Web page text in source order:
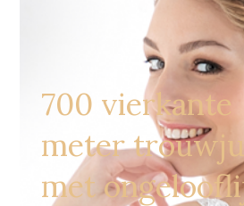
700 vierkante
meter
met